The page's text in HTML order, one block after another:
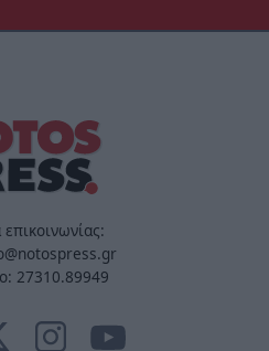
επικοινωνίας:
27310.89949